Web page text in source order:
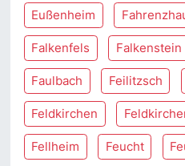
Eußenheim
Falkenfels Falkenstein
Faulbach Feilitzsch
Feldkirchen
Fellheim Feucht